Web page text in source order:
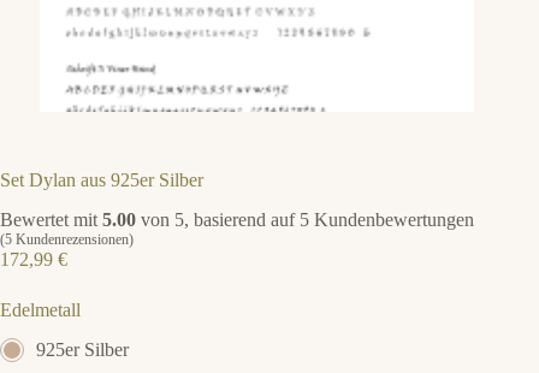
Set Dylan aus 925er Silber
Bewertet mit 5.00 von 5, basierend auf 5 Kundenbewertungen
(5 Kundenrezensionen)
172,99 €
Edelmetall
925er Silber